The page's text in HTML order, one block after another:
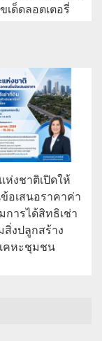
เด็ดลอตเตอรี่
ห่งชาติเปิดให้
อเสนอราคาค่า
การได้สิทธิเช่า
งปลูกสร้าง
คหะชุมชน